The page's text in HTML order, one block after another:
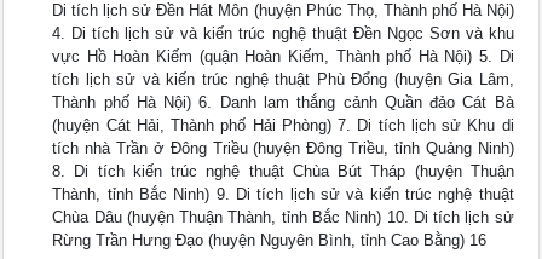
Di tích lịch sử Đền Hát Môn (huyện Phúc Thọ, Thành phố Hà Nội)
4. Di tích lịch sử và kiến trúc nghệ thuật Đền Ngọc Sơn và khu
vực Hồ Hoàn Kiếm (quận Hoàn Kiếm, Thành phố Hà Nội) 5. Di
tích lịch sử và kiến trúc nghệ thuật Phù Đổng (huyện Gia Lâm,
Thành phố Hà Nội) 6. Danh lam thắng cảnh Quần đảo Cát Bà
(huyện Cát Hải, Thành phố Hải Phòng) 7. Di tích lịch sử Khu di
tích nhà Trần ở Đông Triều (huyện Đông Triều, tỉnh Quảng Ninh)
8. Di tích kiến trúc nghệ thuật Chùa Bút Tháp (huyện Thuận
Thành, tỉnh Bắc Ninh) 9. Di tích lịch sử và kiến trúc nghệ thuật
Chùa Dâu (huyện Thuận Thành, tỉnh Bắc Ninh) 10. Di tích lịch sử
Rừng Trần Hưng Đạo (huyện Nguyên Bình, tỉnh Cao Bằng) 16